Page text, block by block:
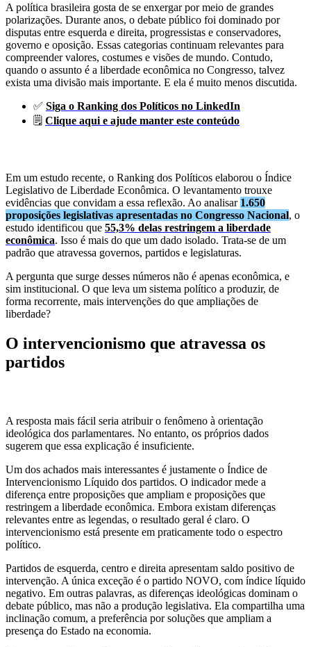
A política brasileira gosta de se enxergar por meio de grandes
polarizações. Durante anos, o debate público foi dominado por
disputas entre esquerda e direita, progressistas e conservadores,
governo e oposição. Essas categorias continuam relevantes para
compreender valores, costumes e visões de mundo. Contudo,
quando o assunto é a liberdade econômica no Congresso, talvez
exista uma divisão mais importante. E ela é muito menos discutida.
✅ Siga o Ranking dos Políticos no LinkedIn
🗒️ Clique aqui e ajude manter este conteúdo
Em um estudo recente, o Ranking dos Políticos elaborou o Índice
Legislativo de Liberdade Econômica. O levantamento trouxe
evidências que convidam a essa reflexão. Ao analisar 1.650
proposições legislativas apresentadas no Congresso Nacional, o
estudo identificou que 55,3% delas restringem a liberdade
econômica. Isso é mais do que um dado isolado. Trata-se de um
padrão que atravessa governos, partidos e legislaturas.
A pergunta que surge desses números não é apenas econômica, e
sim institucional. O que leva um sistema político a produzir, de
forma recorrente, mais intervenções do que ampliações de
liberdade?
O intervencionismo que atravessa os
partidos
A resposta mais fácil seria atribuir o fenômeno à orientação
ideológica dos parlamentares. No entanto, os próprios dados
sugerem que essa explicação é insuficiente.
Um dos achados mais interessantes é justamente o Índice de
Intervencionismo Líquido dos partidos. O indicador mede a
diferença entre proposições que ampliam e proposições que
restringem a liberdade econômica. Embora existam diferenças
relevantes entre as legendas, o resultado geral é claro. O
intervencionismo está presente em praticamente todo o espectro
político.
Partidos de esquerda, centro e direita apresentam saldo positivo de
intervenção. A única exceção é o partido NOVO, com índice líquido
negativo. Em outras palavras, as diferenças ideológicas dominam o
debate público, mas não a produção legislativa. Ela compartilha uma
inclinação comum, a preferência por soluções que ampliam a
presença do Estado na economia.